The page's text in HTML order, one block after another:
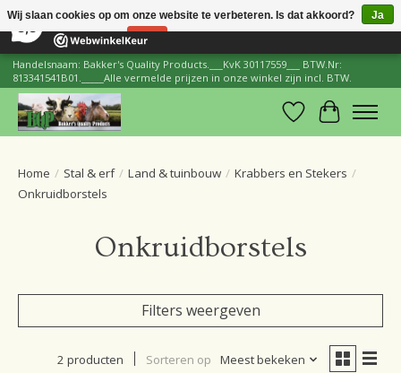
206 Reviews ×
Handelsnaam: Bakker's Quality Products.___KvK 30117559___ BTW.Nr:
813341541B01._____Alle vermelde prijzen in onze winkel zijn incl. BTW.
Verlanglijst
Home / Stal & erf / Land & tuinbouw / Krabbers en Stekers /
Onkruidborstels
Onkruidborstels
Filters weergeven
2 producten Sorteren op Meest bekeken
Wij slaan cookies op om onze website te verbeteren. Is dat akkoord?
Ja
Nee